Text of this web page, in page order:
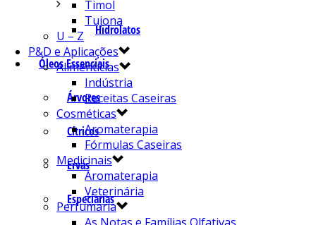
Hidrolatos
Óleos Essenciais
Árvores
Cítricos
Ervas
Especiarias
Timol
Tujona
U – Z
P&D e Aplicações
Alimentícias
Indústria
Receitas Caseiras
Cosméticas
Aromaterapia
Fórmulas Caseiras
Medicinais
Aromaterapia
Veterinária
Perfumaria